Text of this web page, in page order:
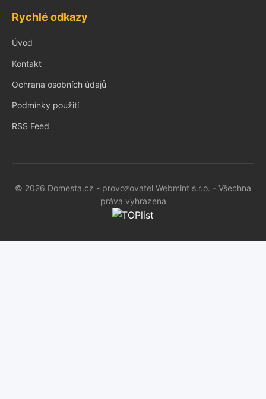
Rychlé odkazy
Úvod
Kontakt
Ochrana osobních údajů
Podmínky použití
RSS Feed
© 2026 Domesta.cz - provozovatel Webmint s.r.o. - Všechna
práva vyhrazena